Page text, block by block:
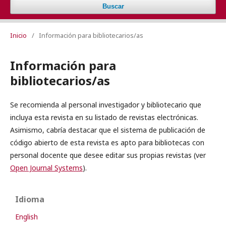
Buscar
Inicio / Información para bibliotecarios/as
Información para
bibliotecarios/as
Se recomienda al personal investigador y bibliotecario que
incluya esta revista en su listado de revistas electrónicas.
Asimismo, cabría destacar que el sistema de publicación de
código abierto de esta revista es apto para bibliotecas con
personal docente que desee editar sus propias revistas (ver
Open Journal Systems).
Idioma
English